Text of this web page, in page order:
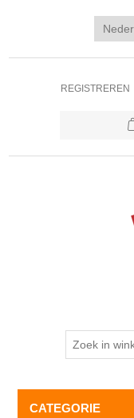
REGISTREREN
CATEGORIE